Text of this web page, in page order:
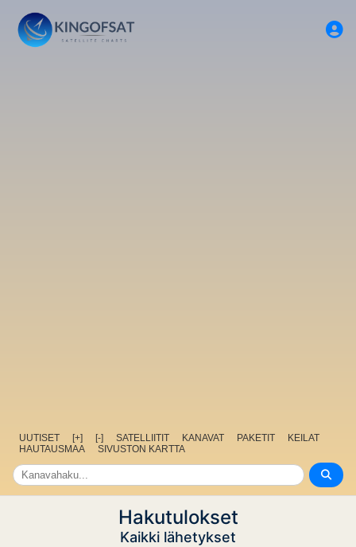
UUTISET [+] [-] SATELLIITIT KANAVAT PAKETIT
KEILAT
HAUTAUSMAA
SIVUSTON KARTTA
Hakutulokset
Kaikki lähetykset